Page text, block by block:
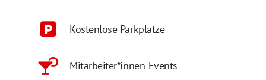
Kostenlose Parkplätze
Mitarbeiter*innen-Events